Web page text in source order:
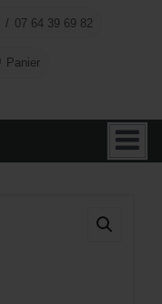
/ 07 64 39 69 82
Panier